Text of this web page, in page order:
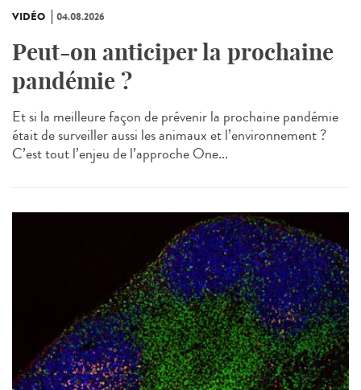
VIDÉO 04.08.2026
Peut-on anticiper la prochaine
pandémie ?
Et si la meilleure façon de prévenir la prochaine pandémie
était de surveiller aussi les animaux et l’environnement ?
C’est tout l’enjeu de l’approche One...